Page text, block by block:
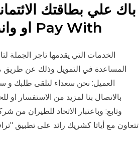
باك علي بطاقتك
او وانت مسافر او كمان اونلاين مع تطبيق Pay With
المساعدة في التمويل وذلك عن طريق
العميل: نحن سعداء لتلقى طلبك و
بالاتصال بنا لمزيد من الاستفسار
تتعاون مع أياتا كشريك رائد على تطبيق